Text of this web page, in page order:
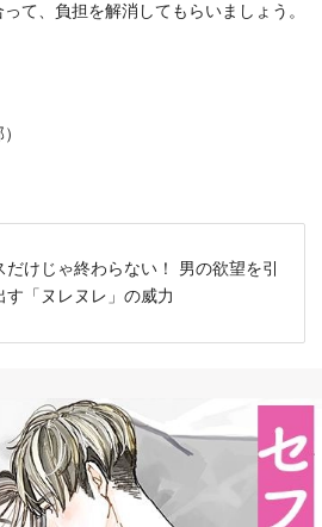
て、負担を解消してもらいましょう。
だけじゃ終わらない！ 男の欲望を引
す「ヌレヌレ」の威力